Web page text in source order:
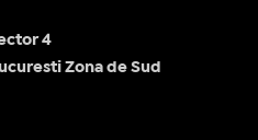
4
Zona de Sud